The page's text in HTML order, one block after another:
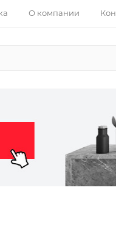
О компании